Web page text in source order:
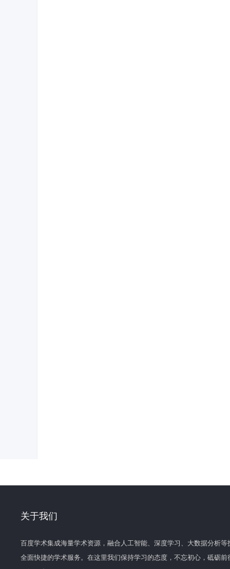
关于我们
百度学术集成海量学术资源，融合人工智能、深度学习、大数据分析
全面快捷的学术服务。在这里我们保持学习的态度，不忘初心，砥砺前